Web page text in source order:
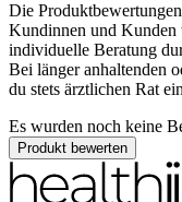
Die
Kundinnen und Kunden
individuelle Beratung
Bei länger anhaltenden
du stets ärztlichen Rat
Es wurden noch keine
Produkt bewerten